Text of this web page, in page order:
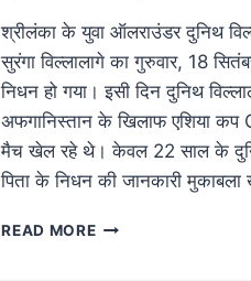
श्रीलंका के युवा ऑलराउंडर दुनिथ
सुरंगा विल्लालागे का गुरुवार, 18
निधन हो गया। इसी दिन दुनिथ
अफगानिस्तान के खिलाफ एशिया
मैच खेल रहे थे। केवल 22 साल के
पिता के निधन की जानकारी
READ MORE